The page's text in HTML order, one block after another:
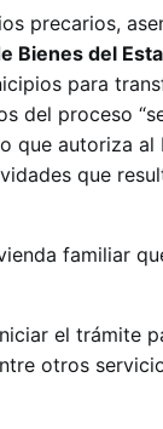
precarios,
Bienes del
para
del proceso
que autoriza al
que
familiar
el trámite
otros